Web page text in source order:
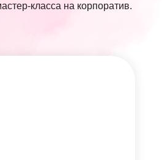
класса на корпоратив.